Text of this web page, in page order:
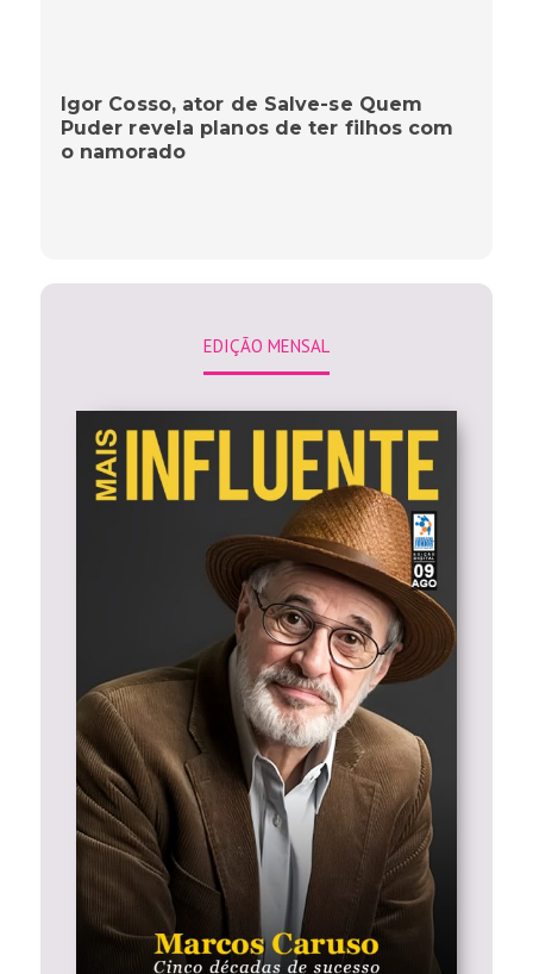
Igor Cosso, ator de Salve-se Quem
Puder revela planos de ter filhos com
o namorado
EDIÇÃO MENSAL